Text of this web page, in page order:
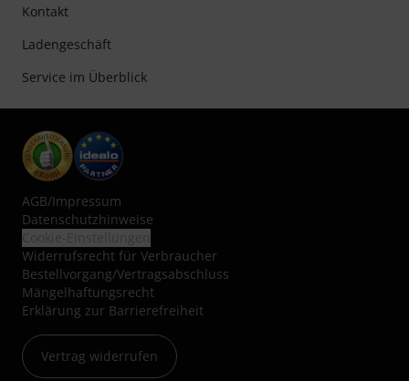
Kontakt
Ladengeschäft
Service im Überblick
AGB/Impressum
Datenschutzhinweise
Widerrufsrecht für Verbraucher
Bestellvorgang/Vertragsabschluss
Mängelhaftungsrecht
Erklärung zur Barrierefreiheit
Vertrag widerrufen